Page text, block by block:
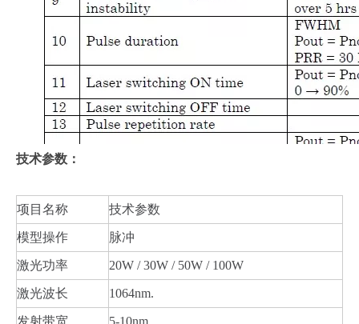
技术参数：
项目名称 技术参数
模型操作 脉冲
激光功率 20W / 30W / 50W / 100W
激光波长 1064nm.
发射带宽 5-10nm.